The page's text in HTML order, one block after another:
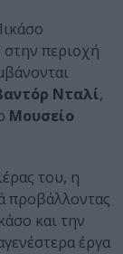
στην περιοχή
Νταλί,
Μουσείο
του, η
προβάλλοντας
και την
έργα